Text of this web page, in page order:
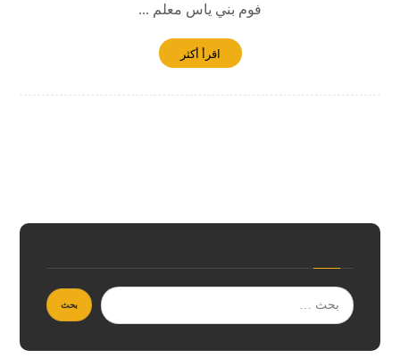
فوم بني ياس معلم ...
اقرأ أكثر